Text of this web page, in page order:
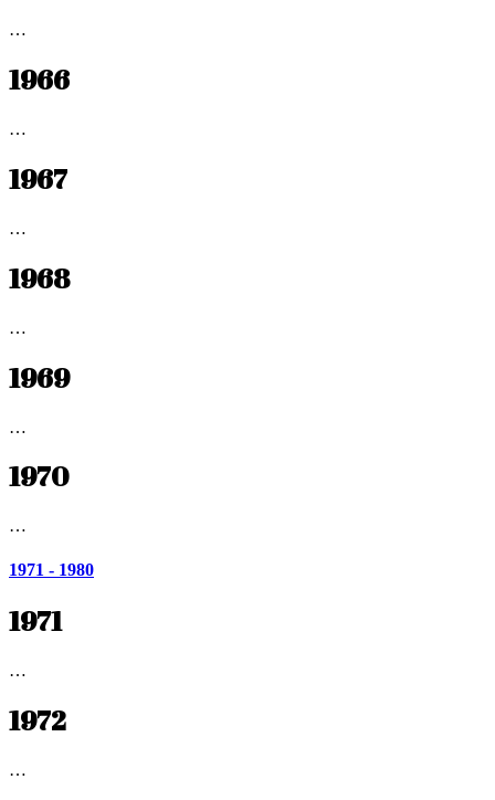
…
1966
…
1967
…
1968
…
1969
…
1970
…
1971 - 1980
1971
…
1972
…